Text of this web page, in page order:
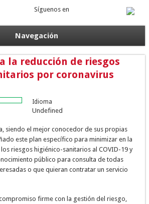
Síguenos en
Navegación
la reducción de riesgos
por coronavirus
Idioma
Undefined
siendo el mejor conocedor de sus propias
este plan específico para minimizar en la
riesgos higiénico-sanitarios al COVID-19 y
público para consulta de todas
o que quieran contratar un servicio
firme con la gestión del riesgo,